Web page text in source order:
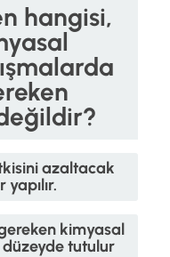
hangisi,
azaltacak
kimyasal
tutulur